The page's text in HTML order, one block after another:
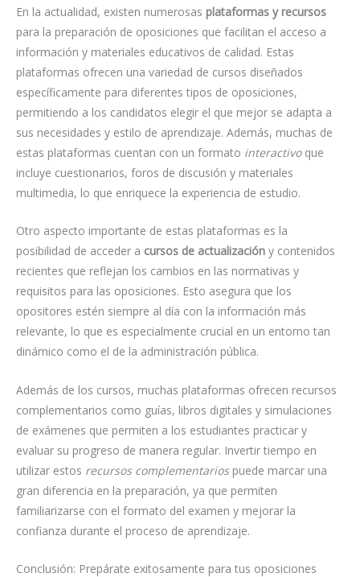
En la actualidad, existen numerosas plataformas y recursos
para la preparación de oposiciones que facilitan el acceso a
información y materiales educativos de calidad. Estas
plataformas ofrecen una variedad de cursos diseñados
específicamente para diferentes tipos de oposiciones,
permitiendo a los candidatos elegir el que mejor se adapta a
sus necesidades y estilo de aprendizaje. Además, muchas de
estas plataformas cuentan con un formato interactivoque
incluye cuestionarios, foros de discusión y materiales
multimedia, lo que enriquece la experiencia de estudio.
Otro aspecto importante de estas plataformas es la
posibilidad de acceder a cursos de actualización y contenidos
recientes que reflejan los cambios en las normativas y
requisitos para las oposiciones. Esto asegura que los
opositores estén siempre al día con la información más
relevante, lo que es especialmente crucial en un entorno tan
dinámico como el de la administración pública.
Además de los cursos, muchas plataformas ofrecen recursos
complementarios como guías, libros digitales y simulaciones
de exámenes que permiten a los estudiantes practicar y
evaluar su progreso de manera regular. Invertir tiempo en
utilizar estos recursos complementariospuede marcar una
gran diferencia en la preparación, ya que permiten
familiarizarse con el formato del examen y mejorar la
confianza durante el proceso de aprendizaje.
Conclusión: Prepárate exitosamente para tus oposiciones